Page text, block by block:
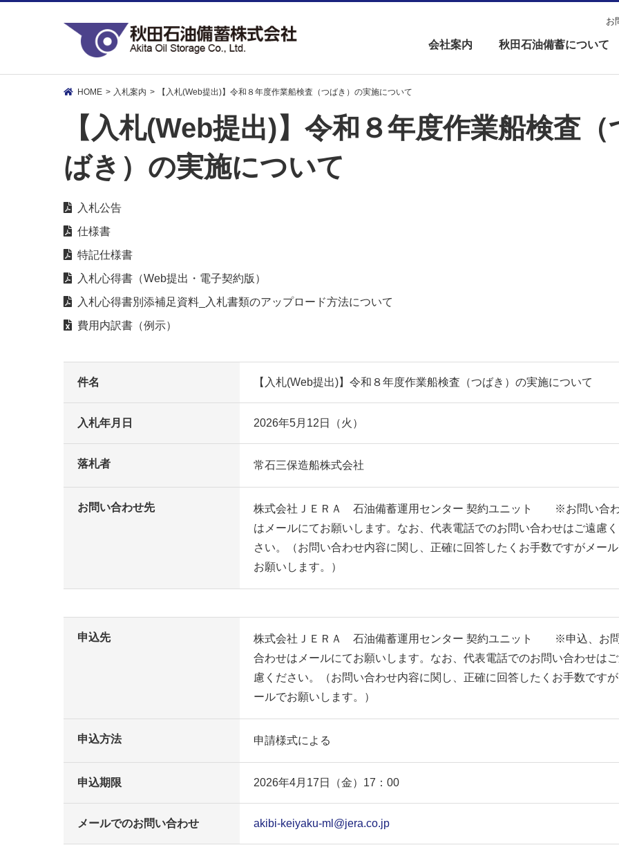
会社案内 秋田石油備蓄について
お
HOME 入札案内 【入札(Web提出)】令和８年度作業船検査（つばき）の実施について
【入札(Web提出)】令和８年度作業船検査（
ばき）の実施について
入札公告
仕様書
特記仕様書
入札心得書（Web提出・電子契約版）
入札心得書別添補足資料_入札書類のアップロード方法について
費用内訳書（例示）
件名 【入札(Web提出)】令和８年度作業船検査（つばき）の実施について
入札年月日 2026年5月12日（火）
落札者 常石三保造船株式会社
お問い合わせ先
株式会社ＪＥＲＡ 石油備蓄運用センター 契約ユニット ※お問い合
はメールにてお願いします。なお、代表電話でのお問い合わせはご遠慮
さい。（お問い合わせ内容に関し、正確に回答したくお手数ですがメー
お願いします。）
申込先
株式会社ＪＥＲＡ 石油備蓄運用センター 契約ユニット ※申込、お
合わせはメールにてお願いします。なお、代表電話でのお問い合わせは
慮ください。（お問い合わせ内容に関し、正確に回答したくお手数ですが
ールでお願いします。）
申込方法 申請様式による
申込期限 2026年4月17日（金）17：00
メールでのお問い合わせ akibi-keiyaku-ml@jera.co.jp